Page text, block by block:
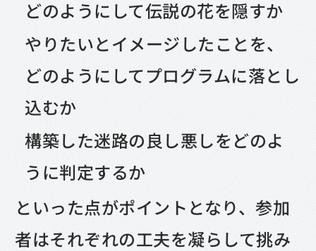
どのようにして伝説の花を隠すか
やりたいとイメージしたことを、
どのようにしてプログラムに落とし
込むか
構築した迷路の良し悪しをどのよ
うに判定するか
といった点がポイントとなり、参加
者はそれぞれの工夫を凝らして挑み